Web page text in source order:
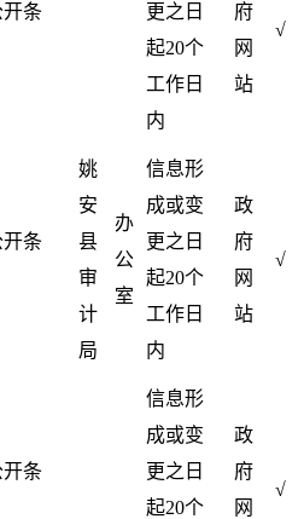
开条
姚
安
县
审
计
局
办
公
室
更之日
起20个
工作日
内
府
网
站
√
开条
信息形
成或变
更之日
起20个
工作日
内
政
府
网
站
√
开条
信息形
成或变
更之日
起20个
政
府
网
√